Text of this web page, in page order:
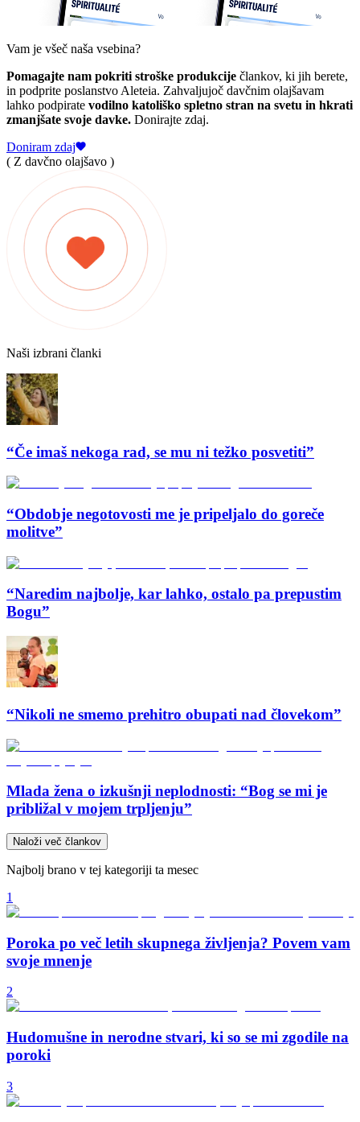
Vam je všeč naša vsebina?
Pomagajte nam pokriti stroške produkcije člankov, ki jih berete,
in podprite poslanstvo Aleteia. Zahvaljujoč davčnim olajšavam
lahko podpirate vodilno katoliško spletno stran na svetu in hkrati
zmanjšate svoje davke. Donirajte zdaj.
Doniram zdaj
( Z davčno olajšavo )
Naši izbrani članki
“Če imaš nekoga rad, se mu ni težko posvetiti”
“Obdobje negotovosti me je pripeljalo do goreče
molitve”
“Naredim najbolje, kar lahko, ostalo pa prepustim
Bogu”
“Nikoli ne smemo prehitro obupati nad človekom”
Mlada žena o izkušnji neplodnosti: “Bog se mi je
približal v mojem trpljenju”
Naloži več člankov
Najbolj brano v tej kategoriji ta mesec
1
Poroka po več letih skupnega življenja? Povem vam
svoje mnenje
2
Hudomušne in nerodne stvari, ki so se mi zgodile na
poroki
3